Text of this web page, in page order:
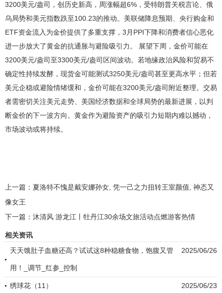
3200美元/盎司，创历史新高，周涨幅超6%，受特朗普关税言论、俄
乌局势和美元指数跌至100.23的推动。美联储降息预期、央行购金和
ETF资金流入为金价提供了多重支撑，3月PPI下降和消费者信心恶化
进一步放大了黄金的抗通胀与避险吸引力。 展望下周，金价可能在
3200美元/盎司至3300美元/盎司区间波动。若地缘政治风险和贸易不
确定性持续发酵，现货金可能测试3250美元/盎司甚至更高水平；但若
美元企稳或避险情绪缓和，金价可能在3200美元/盎司附近整理。交易
者需密切关注美元走势、美国经济数据和全球局势的最新进展，以判
断金价的下一波方向。黄金作为避险资产的吸引力短期内难以撼动，
市场波动或将持续。
上一篇： 夏洛特不愧是戴安娜孙女, 凭一己之力扭转王室颜值, 神态又
像女王
下一篇： 沐清风 游龙江丨牡丹江30余场文旅活动点燃游客热情
相关资讯
2025/06/26
天天饿肚子血糖还高？试试这8种稳糖食物，饱腹又管
用！_调节_红参_控制
2025/06/23
绣球花（11）